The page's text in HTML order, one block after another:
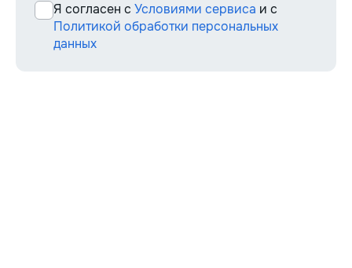
Я согласен с Условиями сервиса и с
Политикой обработки персональных
данных